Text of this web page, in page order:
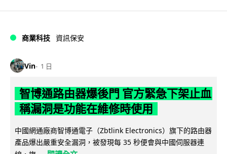
商業科技 資訊保安
Vin 1 日
智博通路由器爆後門 官方緊急下架止血
稱漏洞是功能在維修時使用
中國網通廠商智博通電子（Zbtlink Electronics）旗下的路由器
產品爆出嚴重安全漏洞，被發現每 35 秒便會與中國伺服器連